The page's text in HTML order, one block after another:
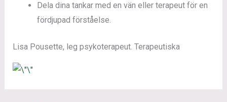
Dela dina tankar med en vän eller terapeut för en
fördjupad förståelse.
Lisa Pousette, leg psykoterapeut. Terapeutiska